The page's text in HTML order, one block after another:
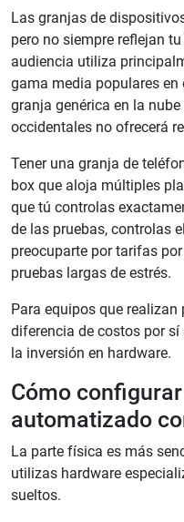
Las granjas de
pero no siempre reflejan
audiencia utiliza
gama media populares en
granja genérica en la
occidentales no ofrecerá
Tener una granja de
box que aloja múltiples
que tú controlas
de las pruebas, controlas
preocuparte por tarifas
pruebas largas de estrés.
Para equipos que realizan
diferencia de costos por
la inversión en hardware.
Cómo
automatizado
La parte física es más
utilizas hardware
sueltos.